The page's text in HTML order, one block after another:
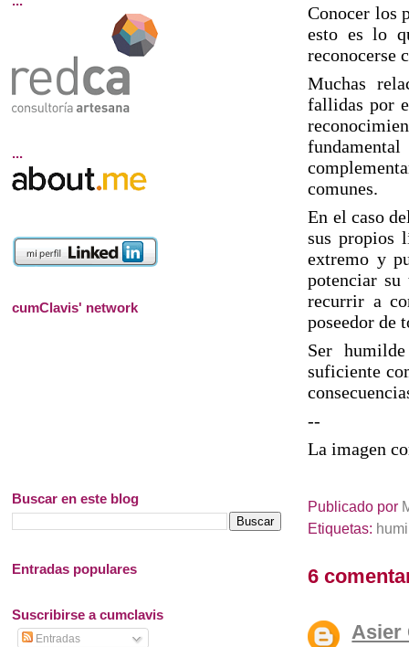
Conocer los
esto es lo
reconocerse
Muchas
fallidas por
comunes.
En el caso
sus propios
extremo y
potenciar
recurrir a
poseedor de
Ser
suficiente
--
La imagen
Publicado por
Etiquetas:
6
Asier
...
cumClavis' network
Buscar en este blog
Entradas populares
Suscribirse a cumclavis
Entradas